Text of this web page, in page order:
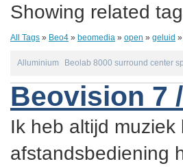
Showing related
All Tags » Beo4 » beomedia » open » geluid »
Alluminium Beolab 8000 surround center
Beovision 7
Ik heb altijd
afstandsbediening